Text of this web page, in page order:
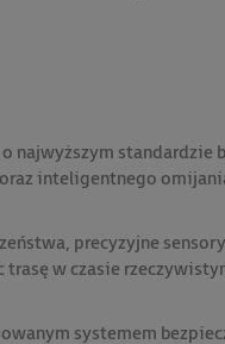
najwyższym
inteligentnego
precyzyjne
w czasie
systemem